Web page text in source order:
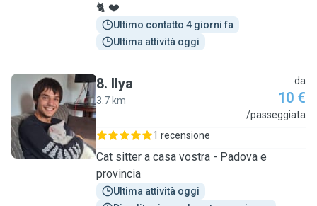
🐈 ❤️
Ultimo contatto 4 giorni fa
Ultima attività oggi
I
8. Ilya
3.7 km
da
10 €
/passeggiata
1 recensione
Cat sitter a casa vostra - Padova e
provincia
Ultima attività oggi